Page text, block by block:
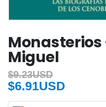
Monasterios
Miguel
$9.23USD
$6.91USD